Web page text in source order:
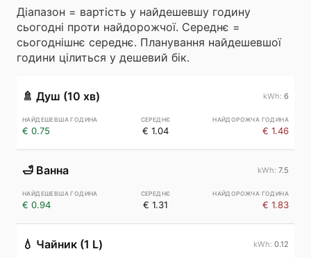
Діапазон = вартість у найдешевшу годину
сьогодні проти найдорожчої. Середнє =
сьогоднішнє середнє. Планування найдешевшої
години цілиться у дешевий бік.
🚿 Душ (10 хв) 6
€ 0.75 € 1.04 € 1.46
🛁 Ванна 7.5
€ 0.94 € 1.31 € 1.83
💧 Чайник (1 L) 0.12